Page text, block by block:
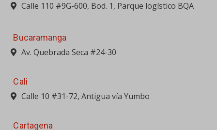
Calle 110 #9G-600, Bod. 1, Parque logístico BQA
Bucaramanga
Av. Quebrada Seca #24-30
Cali
Calle 10 #31-72, Antigua vía Yumbo
Cartagena